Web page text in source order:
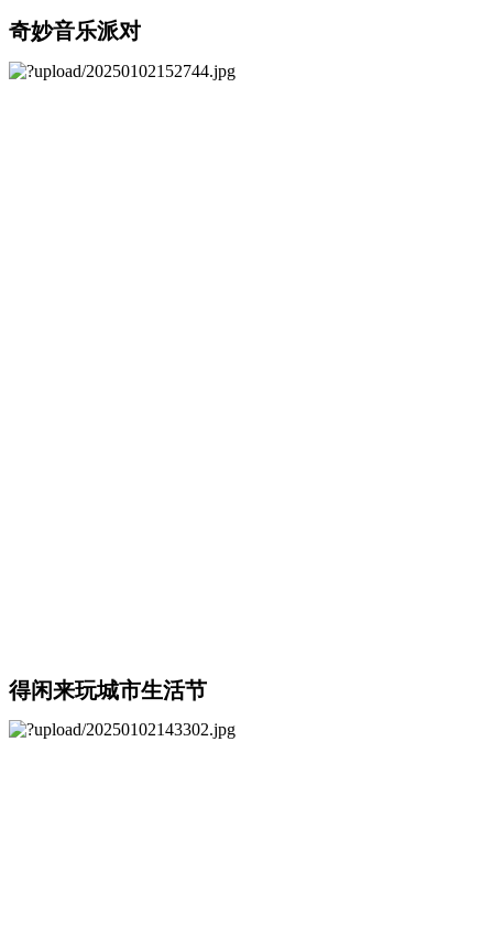
奇妙音乐派对
得闲来玩城市生活节